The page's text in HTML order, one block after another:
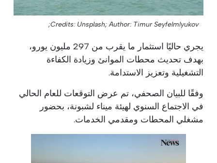
Credits: Unsplash; Author: Timur Seyfelmlyukov;
يجري حاليًا استثمار ما يقرب من 297 مليون يورو،
بهدف تحديث محطات الموانئ وزيادة الكفاءة
التشغيلية وتعزيز الاستدامة.
وفقًا للبيان الصحفي، تم عرض التوقعات للعام الحالي
في الاجتماع السنوي لهيئة ميناء لشبونة، بحضور
مشغلي المحطات ومقدمي الخدمات.